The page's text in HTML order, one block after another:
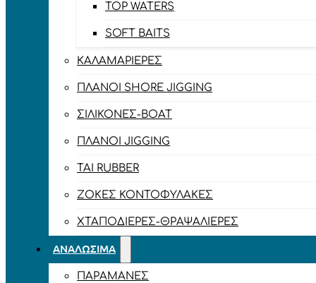
TOP WATERS
SOFT BAITS
ΚΑΛΑΜΑΡΙΈΡΕΣ
ΠΛΆΝΟΙ SHORE JIGGING
ΣΙΛΙΚΌΝΕΣ-BOAT
ΠΛΆΝΟΙ JIGGING
TAI RUBBER
ΖΌΚΕΣ ΚΟΝΤΟΦΎΛΑΚΕΣ
ΧΤΑΠΟΔΙΈΡΕΣ-ΘΡΑΨΑΛΙΈΡΕΣ
ΑΝΑΛΏΣΙΜΑ
ΠΑΡΑΜΆΝΕΣ